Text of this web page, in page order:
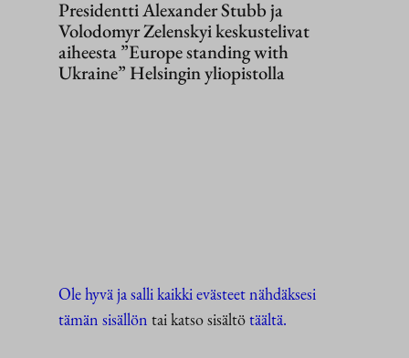
Presidentti Alexander Stubb ja
Volodomyr Zelenskyi keskustelivat
aiheesta ”Europe standing with
Ukraine” Helsingin yliopistolla
Ole hyvä ja salli kaikki evästeet nähdäksesi
tämän sisällön tai katso sisältötäältä.